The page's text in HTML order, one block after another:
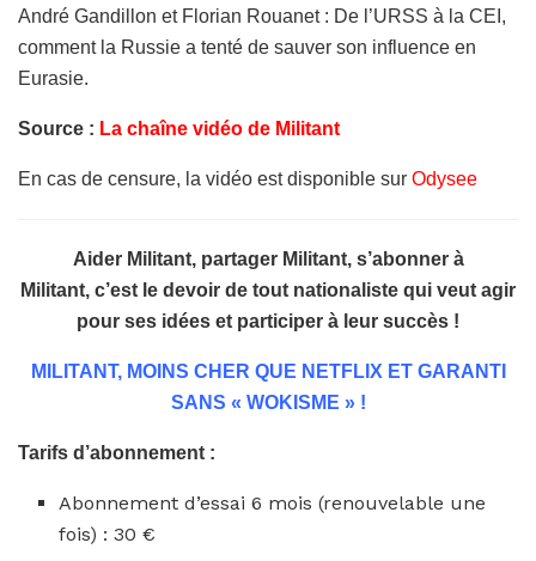
André Gandillon et Florian Rouanet : De l’URSS à la CEI,
comment la Russie a tenté de sauver son influence en
Eurasie.
Source : La chaîne vidéo de Militant
En cas de censure, la vidéo est disponible sur Odysee
Aider Militant, partager Militant, s’abonner à
Militant, c’est le devoir de tout nationaliste qui veut agir
pour ses idées et participer à leur succès !
MILITANT, MOINS CHER QUE NETFLIX ET GARANTI
SANS « WOKISME » !
Tarifs d’abonnement :
Abonnement d’essai 6 mois (renouvelable une
fois) : 30 €